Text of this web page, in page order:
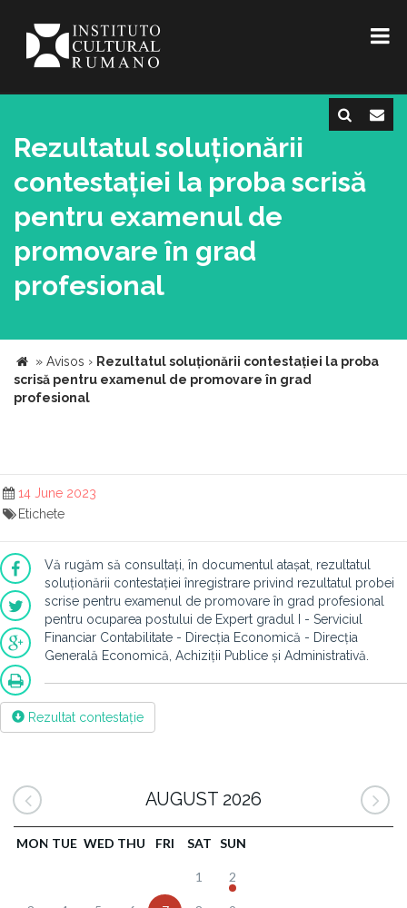
Rezultatul soluționării
contestației la proba scrisă
pentru examenul de
promovare în grad
profesional
» Avisos › Rezultatul soluționării contestației la proba
scrisă pentru examenul de promovare în grad
profesional
14 June 2023
Etichete
Vă rugăm să consultați, în documentul atașat, rezultatul
soluționării contestației înregistrare privind rezultatul probei
scrise pentru examenul de promovare în grad profesional
pentru ocuparea postului de Expert gradul I - Serviciul
Financiar Contabilitate - Direcția Economică - Direcția
Generală Economică, Achiziții Publice și Administrativă.
Rezultat contestație
AUGUST 2026
MON TUE WED THU FRI SAT SUN
1 2